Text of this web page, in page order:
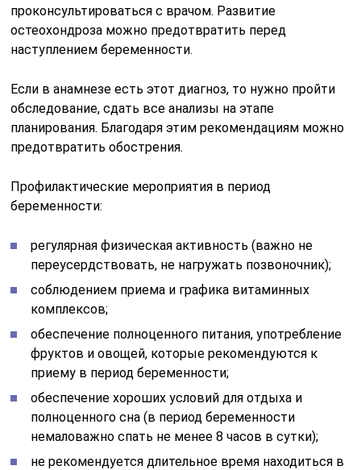
проконсультироваться с врачом. Развитие
остеохондроза можно предотвратить перед
наступлением беременности.
Если в анамнезе есть этот диагноз, то нужно пройти
обследование, сдать все анализы на этапе
планирования. Благодаря этим рекомендациям можно
предотвратить обострения.
Профилактические мероприятия в период
беременности:
регулярная физическая активность (важно не
переусердствовать, не нагружать позвоночник);
соблюдением приема и графика витаминных
комплексов;
обеспечение полноценного питания, употребление
фруктов и овощей, которые рекомендуются к
приему в период беременности;
обеспечение хороших условий для отдыха и
полноценного сна (в период беременности
немаловажно спать не менее 8 часов в сутки);
не рекомендуется длительное время находиться в